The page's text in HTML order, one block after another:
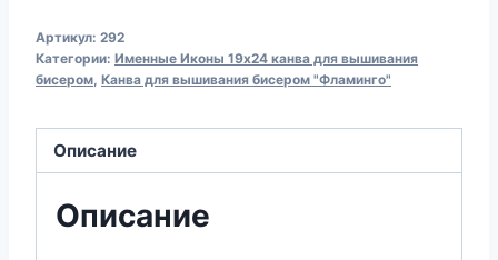
для
вышивания
Св.
(19х24)
Артикул: 292
Категории: Именные Иконы 19х24 канва для вышивания
бисером Канва для вышивания бисером "Фламинго"
Описание
Описание